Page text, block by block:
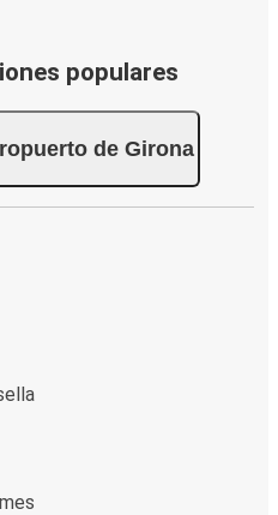
populares
de Girona